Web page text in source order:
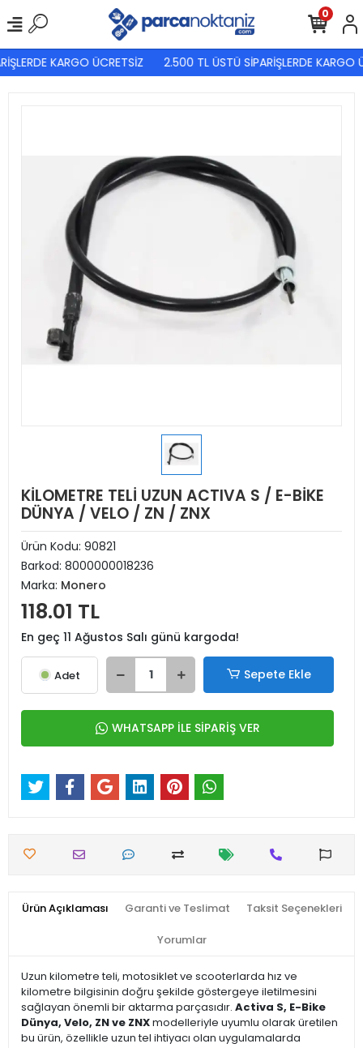
KARGO ÜCRETSİZ 2.500 TL ÜSTÜ SİPARİŞLERDE KARGO
0
KİLOMETRE TELİ UZUN ACTIVA S / E-BİKE
DÜNYA / VELO / ZN / ZNX
Ürün Kodu: 90821
Barkod: 8000000018236
Marka: Monero
118.01 TL
En geç 11 Ağustos Salı günü kargoda!
Adet Sepete Ekle
WHATSAPP İLE SİPARİŞ VER
Ürün Açıklaması Garanti ve Teslimat Taksit Seçenekleri
Yorumlar
Uzun kilometre teli, motosiklet ve scooterlarda hız ve
kilometre bilgisinin doğru şekilde göstergeye iletilmesini
sağlayan önemli bir aktarma parçasıdır. Activa S, E-Bike
Dünya, Velo, ZN ve ZNXmodelleriyle uyumlu olarak üretilen
bu ürün, özellikle uzun tel ihtiyacı olan uygulamalarda